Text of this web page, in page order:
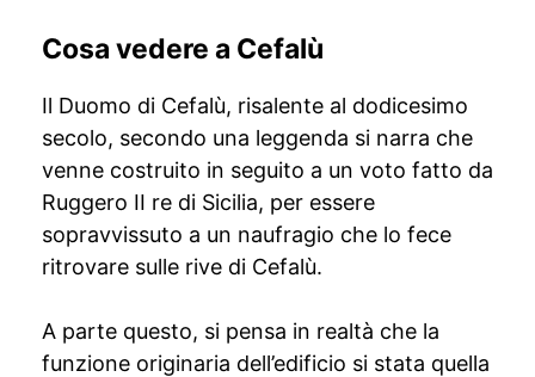
Cosa vedere a Cefalù
Il Duomo di Cefalù, risalente al dodicesimo
secolo, secondo una leggenda si narra che
venne costruito in seguito a un voto fatto da
Ruggero II re di Sicilia, per essere
sopravvissuto a un naufragio che lo fece
ritrovare sulle rive di Cefalù.
A parte questo, si pensa in realtà che la
funzione originaria dell’edificio si stata quella